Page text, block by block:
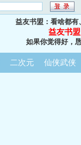
益友书盟：看啥都有
益友书盟
如果你觉得好，
二次元 仙侠武侠